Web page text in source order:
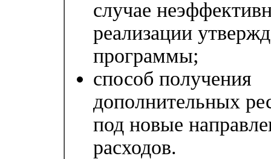
случае
реализации
программы;
способ получения
дополнительных
под новые
расходов.